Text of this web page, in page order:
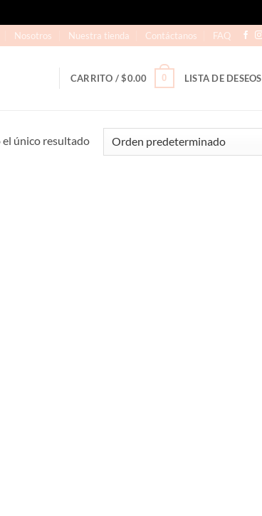
Nosotros Nuestra tienda Contáctanos FAQ
CARRITO /$0.00 0 LISTA DE DESEOS
único resultado